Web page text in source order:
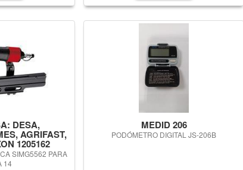
DESA,
AGRIFAST,
1205162
SIMG5562 PARA
14
MEDID 206
PODÓMETRO DIGITAL JS-206B